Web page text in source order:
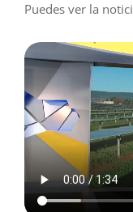
Puedes ver la